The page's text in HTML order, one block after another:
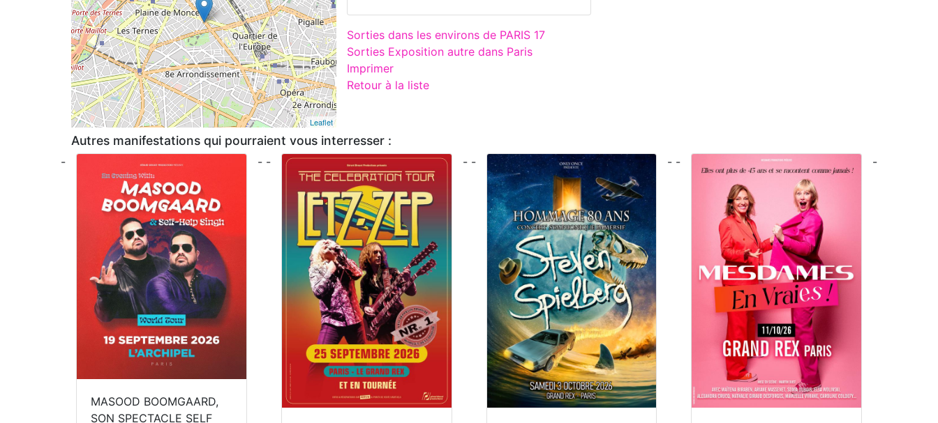
Leaflet
Sorties dans les environs de PARIS 17
Sorties Exposition autre dans Paris
Imprimer
Retour à la liste
Autres manifestations qui pourraient vous interresser :
-
MASOOD BOOMGAARD,
SON SPECTACLE SELF
- - - - - - -